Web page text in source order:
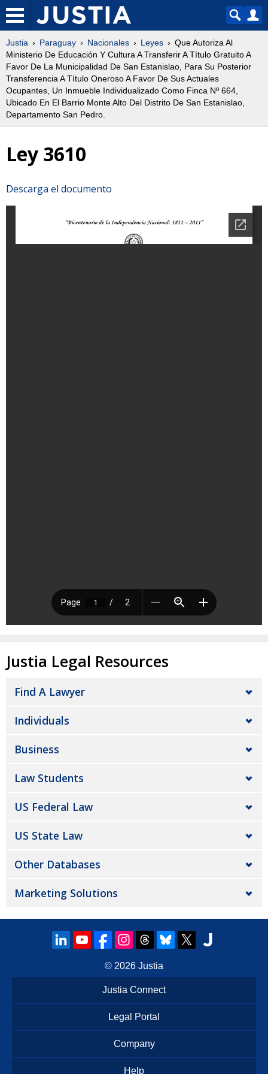
Justia Paraguay Nacionales Leyes
Que Autoriza Al
Ministerio De Educación Y Cultura A Transferir A Título Gratuito A
Favor De La Municipalidad De San Estanislao, Para Su Posterior
Transferencia A Título Oneroso A Favor De Sus Actuales
Ocupantes, Un Inmueble Individualizado Como Finca Nº 664,
Ubicado En El Barrio Monte Alto Del Distrito De San Estanislao,
Departamento San Pedro.
Ley 3610
Descarga el documento
Justia Legal Resources
Find A Lawyer
Individuals
Business
Law Students
US Federal Law
US State Law
Other Databases
Marketing Solutions
© 2026 Justia
Justia Connect
Legal Portal
Company
Help